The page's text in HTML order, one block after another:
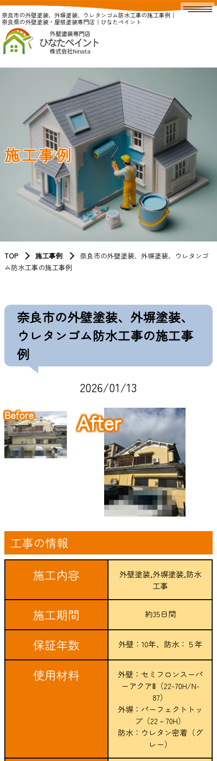
奈良市の外壁塗装、外塀塗装、ウレタンゴム防水工事の施工事例｜
奈良県の外壁塗装・屋根塗装専門店｜ひなたペイント
施工事例
TOP 施工事例
奈良市の外壁塗装、外塀塗装、ウレタンゴ
ム防水工事の施工事例
奈良市の外壁塗装、外塀塗装、
ウレタンゴム防水工事の施工事
例
2026/01/13
工事の情報
施工内容
外壁塗装,外塀塗装,防水
工事
施工期間 約35日間
保証年数 外壁：10年、防水：５年
使用材料
外壁：セミフロンスーパ
ーアクアⅡ（22-70H/N-
87）
外塀：パーフェクトトッ
プ（22－70H）
防水：ウレタン密着（グ
レー）